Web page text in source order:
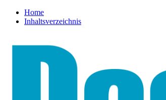
Home
Inhaltsverzeichnis